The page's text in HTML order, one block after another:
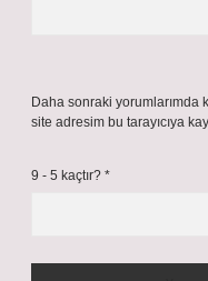
Daha sonraki yorumlarımda
site adresim bu tarayıcıya
9 - 5 kaçtır? *